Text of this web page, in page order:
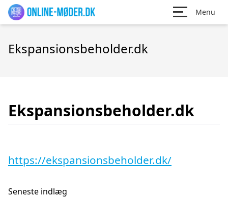
Menu
Ekspansionsbeholder.dk
Ekspansionsbeholder.dk
https://ekspansionsbeholder.dk/
Seneste indlæg